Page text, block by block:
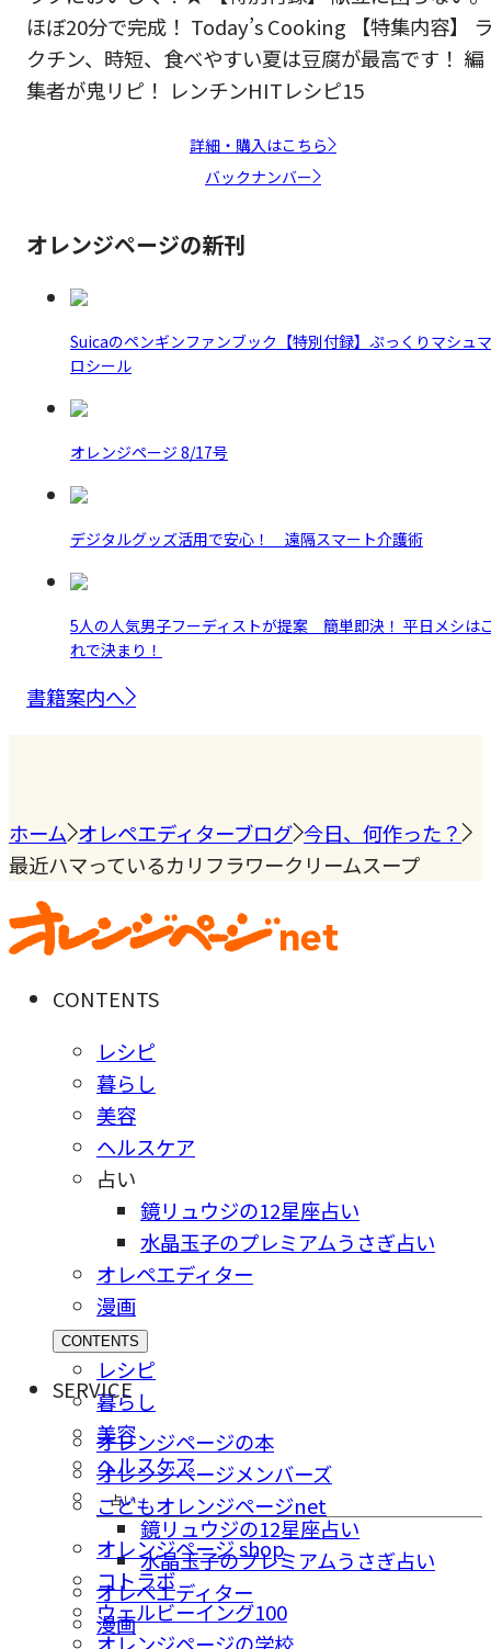
ほぼ20分で完成！ Today’s Cooking 【特集内容】
クチン、時短、食べやすい夏は豆腐が最高です！ 編
集者が鬼リピ！ レンチンHITレシピ15
詳細・購入はこちら
バックナンバー
オレンジページの新刊
Suicaのペンギンファンブック【特別付録】ぷっくりマシュマ
ロシール
オレンジページ 8/17号
デジタルグッズ活用で安心！ 遠隔スマート介護術
5人の人気男子フーディストが提案 簡単即決！ 平日メシは
れで決まり！
書籍案内へ
ホーム オレペエディターブログ 今日、何作った？
最近ハマっているカリフラワークリームスープ
CONTENTS
レシピ
暮らし
美容
ヘルスケア
占い
鏡リュウジの12星座占い
水晶玉子のプレミアムうさぎ占い
オレペエディター
漫画
CONTENTS
レシピ
暮らし
美容
ヘルスケア
占い
鏡リュウジの12星座占い
水晶玉子のプレミアムうさぎ占い
オレペエディター
漫画
SERVICE
オレンジページの本
オレンジページメンバーズ
こどもオレンジページnet
オレンジページ shop
コトラボ
ウェルビーイング100
オレンジページの学校